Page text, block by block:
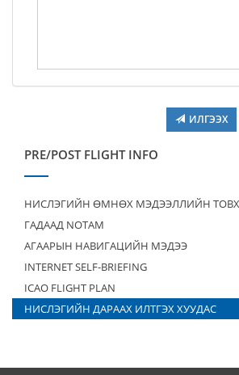
ИЛГЭЭХ
PRE/POST FLIGHT INFO
НИСЛЭГИЙН ӨМНӨХ МЭДЭЭЛЛИЙН
ГАДААД NOTAM
АГААРЫН НАВИГАЦИЙН МЭДЭЭ
INTERNET SELF-BRIEFING
ICAO FLIGHT PLAN
НИСЛЭГИЙН ДАРААХ ИЛТГЭХ ХУУДАС